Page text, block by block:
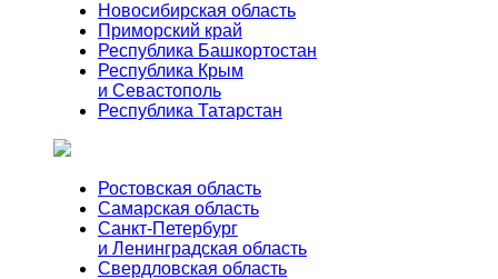
Новосибирская область
Приморский край
Республика Башкортостан
Республика Крым
и Севастополь
Республика Татарстан
Ростовская область
Самарская область
Санкт-Петербург
и Ленинградская область
Свердловская область